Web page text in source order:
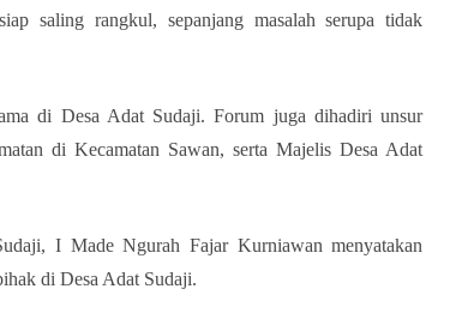
saling rangkul, sepanjang masalah serupa tidak
di Desa Adat Sudaji. Forum juga dihadiri unsur
di Kecamatan Sawan, serta Majelis Desa Adat
I Made Ngurah Fajar Kurniawan menyatakan
di Desa Adat Sudaji.